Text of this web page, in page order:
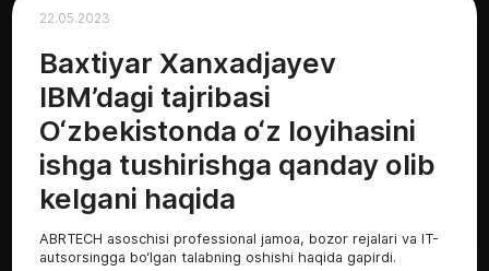
22.05.2023
Baxtiyar Xanxadjayev
IBM’dagi tajribasi
O‘zbekistonda o‘z loyihasini
ishga tushirishga qanday olib
kelgani haqida
ABRTECH asoschisi professional jamoa, bozor rejalari va IT-
autsorsingga bo‘lgan talabning oshishi haqida gapirdi.